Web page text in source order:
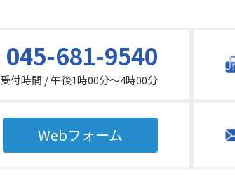
045-681-9540
受付時間 / 午後1時00分～4時00分
Webフォーム